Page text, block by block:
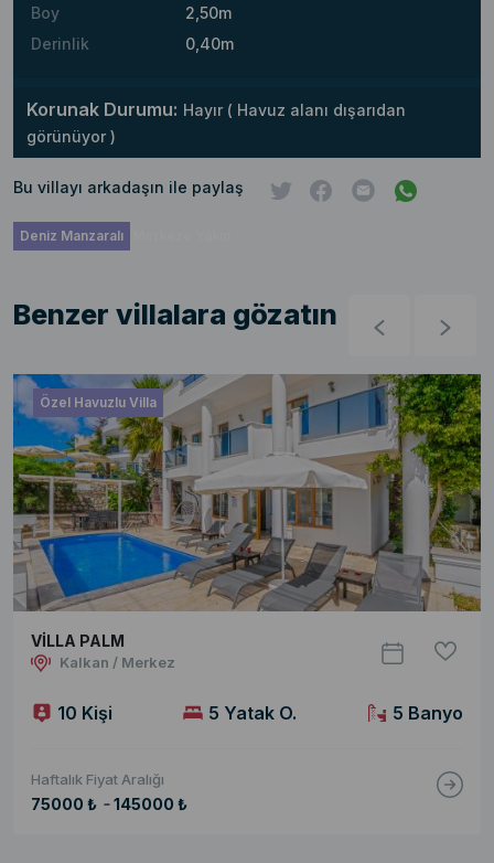
Boy
2,50m
Derinlik
0,40m
Korunak Durumu: Hayır ( Havuz alanı dışarıdan
görünüyor )
Bu villayı arkadaşın ile paylaş
Deniz Manzaralı
Benzer villalara gözatın
Özel Havuzlu Villa
VİLLA PALM
Kalkan / Merkez
10 Kişi 5 Yatak O. 5 Banyo
Haftalık Fiyat Aralığı
75000 ₺ - 145000 ₺